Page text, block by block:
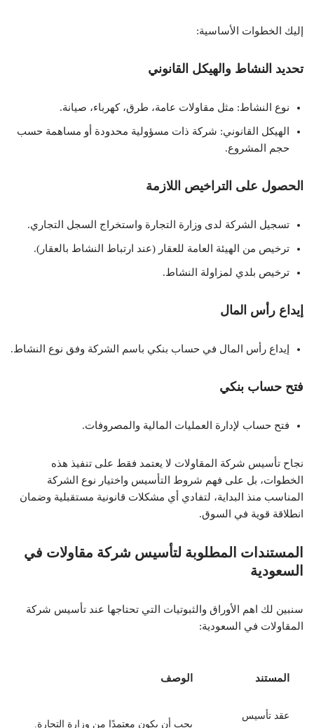
إليك الخطوات الأساسية:
تحديد النشاط والهيكل القانوني
نوع النشاط: مثل مقاولات عامة، طرق، كهرباء، صيانة.
الهيكل القانوني: شركة ذات مسؤولية محدودة أو مساهمة حسب
حجم المشروع.
الحصول على التراخيص اللازمة
تسجيل الشركة لدى وزارة التجارة واستخراج السجل التجاري.
ترخيص من الهيئة العامة للعقار (عند ارتباط النشاط بالعقار).
ترخيص بلدي لمزاولة النشاط.
إيداع رأس المال
إيداع رأس المال في حساب بنكي باسم الشركة وفق نوع النشاط.
فتح حساب بنكي
فتح حساب لإدارة العمليات المالية والمصروفات.
نجاح تأسيس شركة المقاولات لا يعتمد فقط على تنفيذ هذه
الخطوات، بل على فهم شروط التأسيس واختيار نوع الشركة
المناسب منذ البداية، لتفادي أي مشكلات قانونية مستقبلية وضمان
انطلاقة قوية في السوق.
المستندات المطلوبة لتأسيس شركة مقاولات في
السعودية
سنبين لك اهم الأوراق والثبوتيات التي تحتاجها عند تأسيس شركة
المقاولات في السعودية:
المستند الوصف
عقد تأسيس
يجب أن يكون معتمدًا من وزارة التجارة.